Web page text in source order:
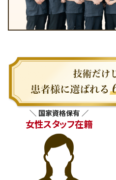
＼ 国家資格保有 ／
女性スタッフ在籍